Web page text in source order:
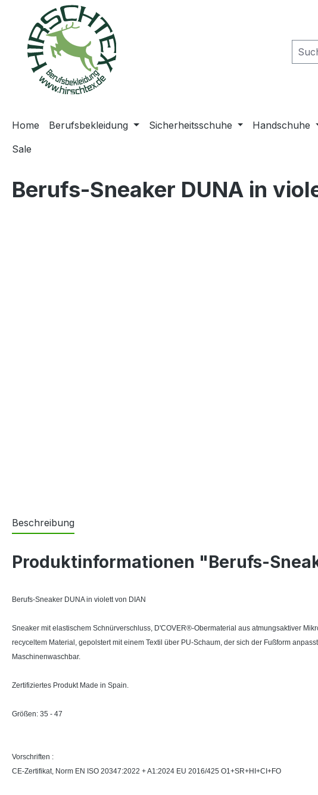
Zur Hauptnavigation springen
Home Berufsbekleidung Sicherheitsschuhe Handschuhe
Sale
Berufs-Sneaker DUNA in
Beschreibung
Produktinformationen "Berufs-
Berufs-Sneaker DUNA in violett von DIAN
Sneaker mit elastischem Schnürverschluss, D'COVER®-Obermaterial aus atmungsaktiver
recyceltem Material, gepolstert mit einem Textil über PU-Schaum, der sich der Fußform
Maschinenwaschbar.
Zertifiziertes Produkt Made in Spain.
Größen: 35 - 47
Vorschriften :
CE-Zertifikat, Norm EN ISO 20347:2022 + A1:2024 EU 2016/425 O1+SR+HI+CI+FO